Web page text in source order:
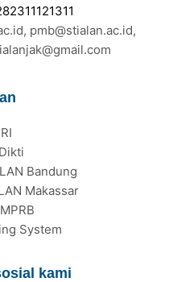
pmb@stialan.ac.id,
Bandung
Makassar
System
kami